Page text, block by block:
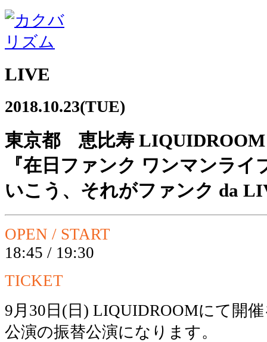
LIVE
2018.10.23(TUE)
東京都 恵比寿 LIQUIDROOM
『在日ファンク ワンマンライ
いこう、それがファンク da
OPEN / START
18:45 / 19:30
TICKET
9月30日(日) LIQUIDROOMにて開
公演の振替公演になります。